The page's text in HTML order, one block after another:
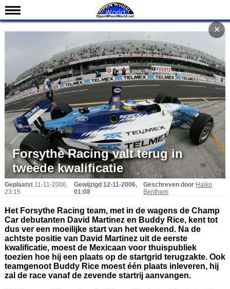
Nieuws
Uitslagen
Standen
Coureurs
Teams
IndyCar 101
Indy 500
English
Forsythe Racing valt terug in
tweede kwalificatie
Geplaatst 11-11-2006,
23:15
Gewijzigd 12-11-2006,
01:08
Geschreven door Haiko
Benthem
Het Forsythe Racing team, met in de wagens de Champ
Car debutanten David Martinez en Buddy Rice, kent tot
dus ver een moeilijke start van het weekend. Na de
achtste positie van David Martinez uit de eerste
kwalificatie, moest de Mexicaan voor thuispubliek
toezien hoe hij een plaats op de startgrid terugzakte. Ook
teamgenoot Buddy Rice moest één plaats inleveren, hij
zal de race vanaf de zevende startrij aanvangen.
✕